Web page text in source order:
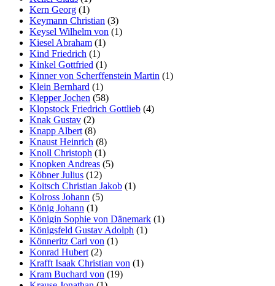
Kern Georg (1)
Keymann Christian (3)
Keysel Wilhelm von (1)
Kiesel Abraham (1)
Kind Friedrich (1)
Kinkel Gottfried (1)
Kinner von Scherffenstein Martin (1)
Klein Bernhard (1)
Klepper Jochen (58)
Klopstock Friedrich Gottlieb (4)
Knak Gustav (2)
Knapp Albert (8)
Knaust Heinrich (8)
Knoll Christoph (1)
Knopken Andreas (5)
Köbner Julius (12)
Koitsch Christian Jakob (1)
Kolross Johann (5)
König Johann (1)
Königin Sophie von Dänemark (1)
Königsfeld Gustav Adolph (1)
Könneritz Carl von (1)
Konrad Hubert (2)
Krafft Isaak Christian von (1)
Kram Buchard von (19)